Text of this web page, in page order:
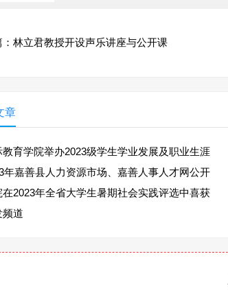
林立君教授开设声乐讲座与公开课
章
教育学院举办2023级学生学业发展及职业生涯
年嘉善县人力资源市场、嘉善人事人才网公开
在2023年全省大学生暑期社会实践评选中喜获
频道